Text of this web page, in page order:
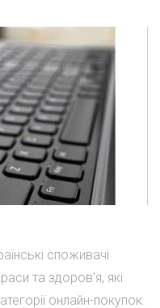
споживачі
та здоров'я, які
онлайн-покупок.